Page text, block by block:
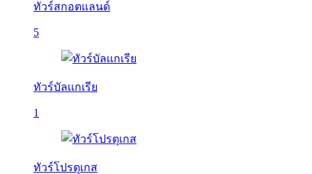
ทัวร์สกอตแลนด์
5
ทัวร์บัลเเกเรีย
1
ทัวร์โปรตุเกส